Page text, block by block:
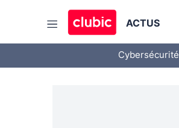
ACTUS
Cybersécurité